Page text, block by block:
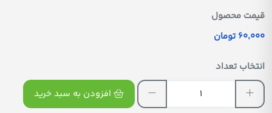
قیمت محصول
60٬000 تومان
انتخاب تعداد
افزودن به سبد خرید